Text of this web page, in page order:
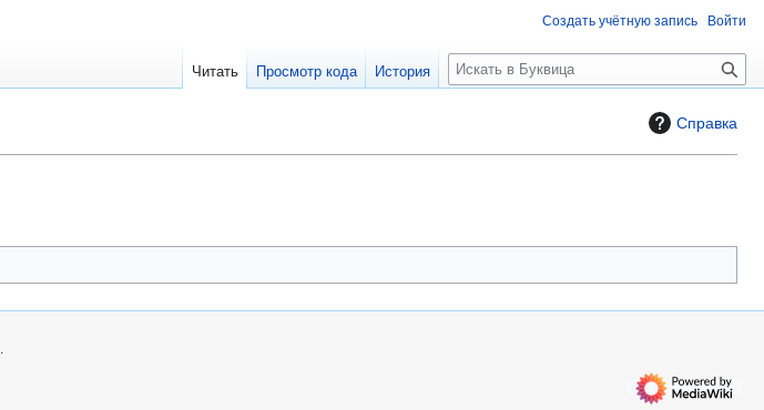
Справка
Создать учётную запись Войти
Читать Просмотр кода История
П
о
к